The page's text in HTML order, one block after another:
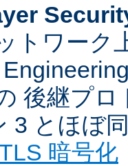
トワーク
後継プ
3 とほぼ
暗号化